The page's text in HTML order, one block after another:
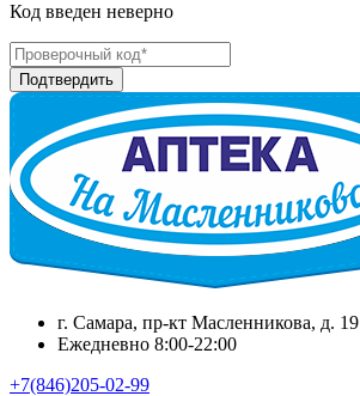
Код введен неверно
г. Самара, пр-кт Масленникова, д. 19
Ежедневно 8:00-22:00
+7(846)205-02-99